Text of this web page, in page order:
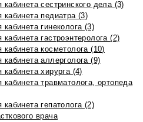
кабинета сестринского дела (3)
кабинета педиатра (3)
гинеколога (3)
гастроэнтеролога (2)
кабинета косметолога (10)
кабинета аллерголога (9)
кабинета хирурга (4)
кабинета травматолога, ортопеда
гепатолога (2)
врача